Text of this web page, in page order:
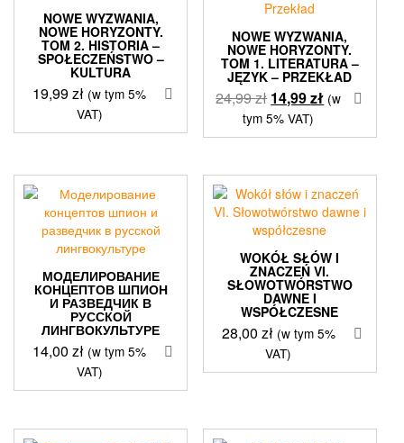
NOWE WYZWANIA,
NOWE HORYZONTY.
TOM 2. HISTORIA –
SPOŁECZEŃSTWO –
KULTURA
19,99zł (w tym 5%
VAT)
NOWE WYZWANIA,
NOWE HORYZONTY.
TOM 1. LITERATURA –
JĘZYK – PRZEKŁAD
24,99zł Pierwotna
cena
wynosiła:
14,99złAktualna
wynosi:
(w
tym 5% VAT)
МОДЕЛИРОВАНИЕ
КОНЦЕПТОВ ШПИОН
И РАЗВЕДЧИК В
РУССКОЙ
ЛИНГВОКУЛЬТУРЕ
14,00zł (w tym 5%
VAT)
WOKÓŁ SŁÓW I
ZNACZEŃ VI.
SŁOWOTWÓRSTWO
DAWNE I
WSPÓŁCZESNE
28,00 zł (w tym 5%
VAT)